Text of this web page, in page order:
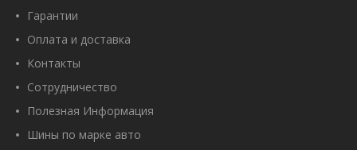
Гарантии
Оплата и доставка
Контакты
Сотрудничество
Полезная Информация
Шины по марке авто